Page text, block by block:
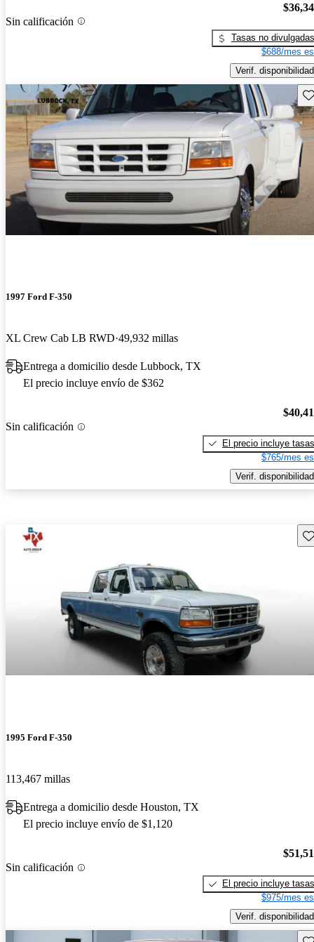
Sin calificación
Tasas no divulgadas
$688/mes
Verif. disponibilidad
1997 Ford F-350
XL Crew Cab LB RWD 49,932 millas
Entrega a domicilio desde Lubbock, TX
El precio incluye envío de $362
Sin calificación
El precio incluye tasas
$765/mes
Verif. disponibilidad
1995 Ford F-350
113,467 millas
Entrega a domicilio desde Houston, TX
El precio incluye envío de $1,120
Sin calificación
El precio incluye tasas
$975/mes
Verif. disponibilidad